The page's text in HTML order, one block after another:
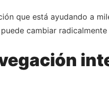
que está ayudando a
cambiar